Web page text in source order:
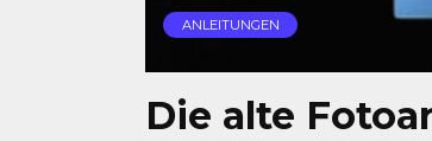
ANLEITUNGEN
Die alte